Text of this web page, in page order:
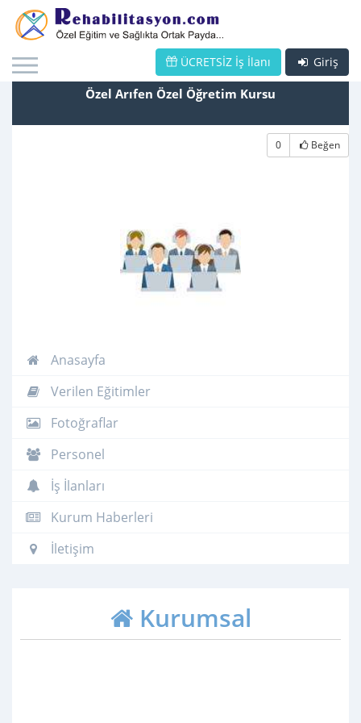
Giriş
ÜCRETSİZ İş İlanı
Özel Arıfen Özel Öğretim Kursu
0 Beğen
Anasayfa
Verilen Eğitimler
Fotoğraflar
Personel
İş İlanları
Kurum Haberleri
İletişim
Kurumsal